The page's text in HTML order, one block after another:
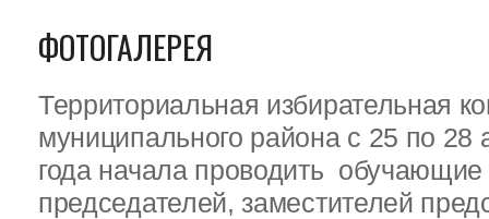
ФОТОГАЛЕРЕЯ
Территориальная избирательная
муниципального района с 25 по 28
года начала проводить
председателей, заместителей